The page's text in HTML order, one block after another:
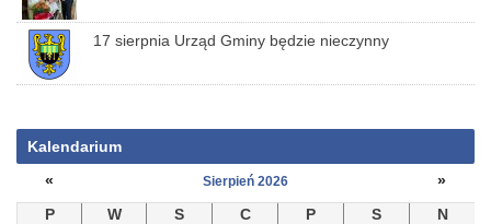
17 sierpnia Urząd Gminy będzie nieczynny
Kalendarium
«
Sierpień 2026
»
P
W S C P S
N